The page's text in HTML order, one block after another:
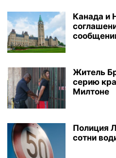
Канада и
Житель
серию
Милтоне
Полиция
сотни